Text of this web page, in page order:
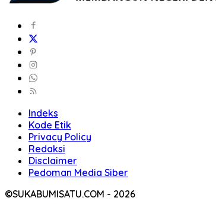
Indeks
Kode Etik
Privacy Policy
Redaksi
Disclaimer
Pedoman Media Siber
©SUKABUMISATU.COM - 2026